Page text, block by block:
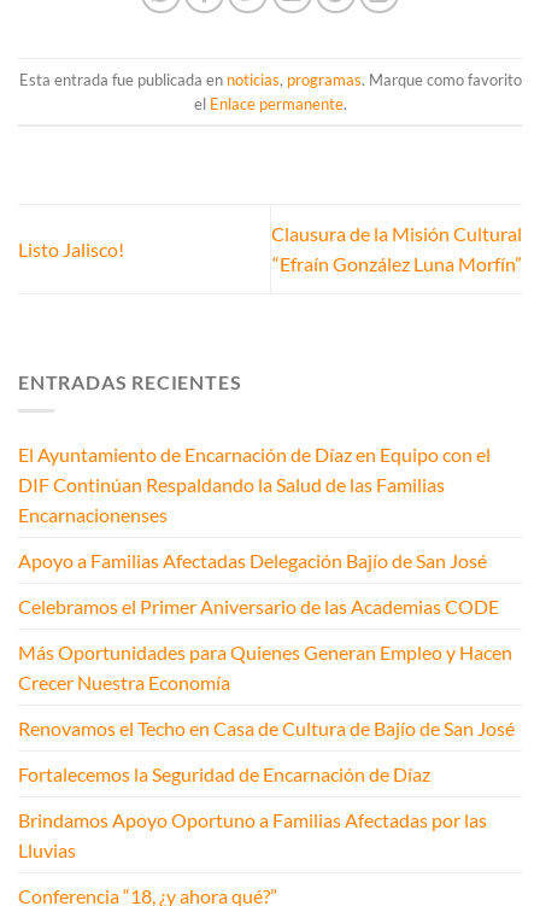
Esta entrada fue publicada en noticias, programas. Marque como favorito
el Enlace permanente.
Listo Jalisco!
Clausura de la Misión Cultural
“Efraín González Luna Morfín”
ENTRADAS RECIENTES
El Ayuntamiento de Encarnación de Díaz en Equipo con el
DIF Continúan Respaldando la Salud de las Familias
Encarnacionenses
Apoyo a Familias Afectadas Delegación Bajío de San José
Celebramos el Primer Aniversario de las Academias CODE
Más Oportunidades para Quienes Generan Empleo y Hacen
Crecer Nuestra Economía
Renovamos el Techo en Casa de Cultura de Bajío de San José
Fortalecemos la Seguridad de Encarnación de Díaz
Brindamos Apoyo Oportuno a Familias Afectadas por las
Lluvias
Conferencia “18, ¿y ahora qué?”